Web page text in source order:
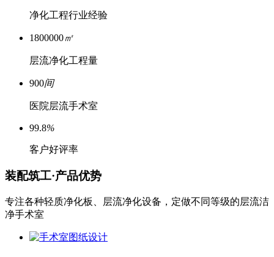
净化工程行业经验
1800000㎡
层流净化工程量
900间
医院层流手术室
99.8%
客户好评率
装配筑工·产品优势
专注各种轻质净化板、层流净化设备，定做不同等级的层流洁
净手术室